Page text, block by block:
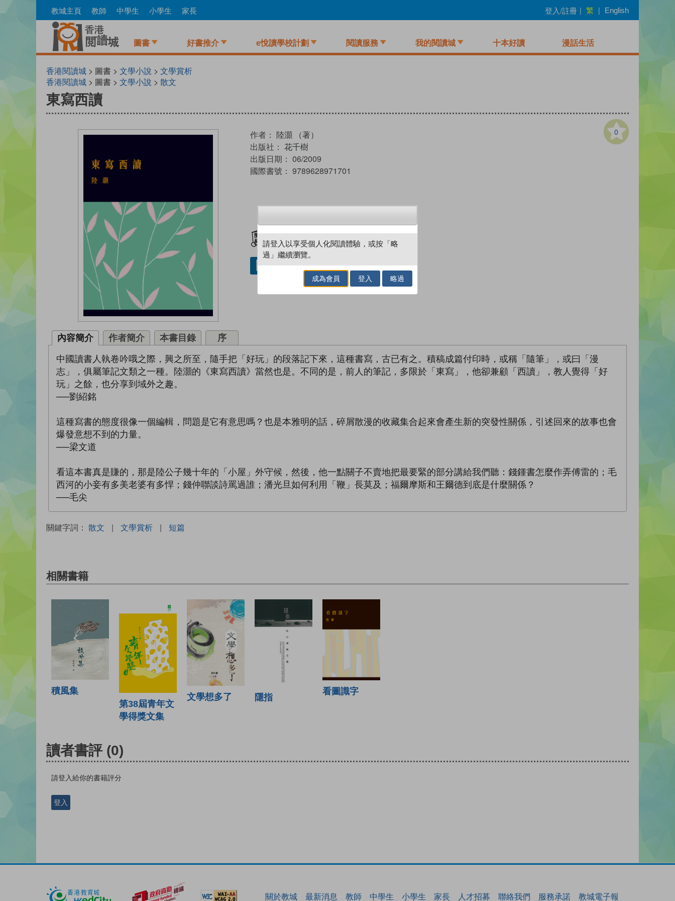
to
教城主頁 教師 中學生 小學生 家長 登入/註冊 | 繁 | English
圖書 好書推介 e悅讀學校計劃 閱讀服務 我的閱讀城 十本好讀 漫話生活
香港閱讀城 > 圖書 > 文學小說 > 文學賞析
香港閱讀城 > 圖書 > 文學小說 > 散文
東寫西讀
0
作者： 陸灝 （著）
出版社： 花千樹
出版日期： 06/2009
國際書號： 9789628971701
加入閱讀紀錄
借閱實體書
內容簡介 作者簡介 本書目錄 序
中國讀書人執卷吟哦之際，興之所至，隨手把「好玩」的段落記下來，這種書寫，古已有之。積稿成篇付印時，或稱「隨筆」，或曰「漫
志」，俱屬筆記文類之一種。陸灝的《東寫西讀》當然也是。不同的是，前人的筆記，多限於「東寫」，他卻兼顧「西讀」，教人覺得「好
玩」之餘，也分享到域外之趣。
──劉紹銘
這種寫書的態度很像一個編輯，問題是它有意思嗎？也是本雅明的話，碎屑散漫的收藏集合起來會產生新的突發性關係，引述回來的故事也會
爆發意想不到的力量。
──梁文道
看這本書真是賺的，那是陸公子幾十年的「小屋」外守候，然後，他一點關子不賣地把最要緊的部分講給我們聽：錢鍾書怎麼作弄傅雷的；毛
西河的小妾有多美老婆有多悍；錢仲聯談詩罵過誰；潘光旦如何利用「鞭」長莫及；福爾摩斯和王爾德到底是什麼關係？
──毛尖
關鍵字詞： 散文 | 文學賞析 | 短篇
相關書籍
積風集
第38屆青年文
學得獎文集
文學想多了 隱指
看圖識字
讀者書評 (0)
請登入給你的書籍評分
登入
關於教城 最新消息 教師 中學生 小學生 家長 人才招募 聯絡我們 服務承諾 教城電子報
請登入以享受個人化閱讀體驗，或按「略
過」繼續瀏覽。
成為會員 登入 略過